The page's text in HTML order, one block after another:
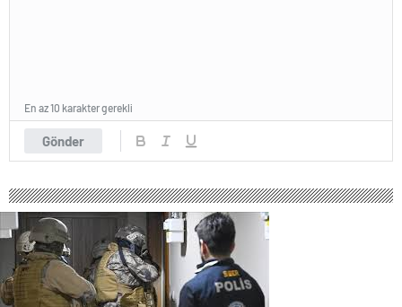
Gönder
En az 10 karakter gerekli